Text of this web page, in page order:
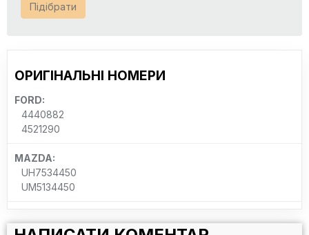
Підібрати
ОРИГІНАЛЬНІ НОМЕРИ
FORD:
4440882
4521290
MAZDA:
UH7534450
UM5134450